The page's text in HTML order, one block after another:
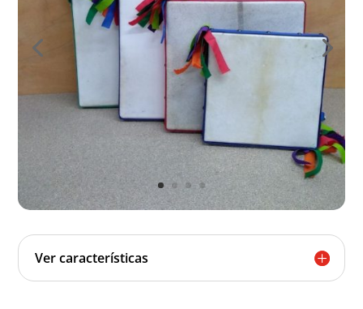
Ver características